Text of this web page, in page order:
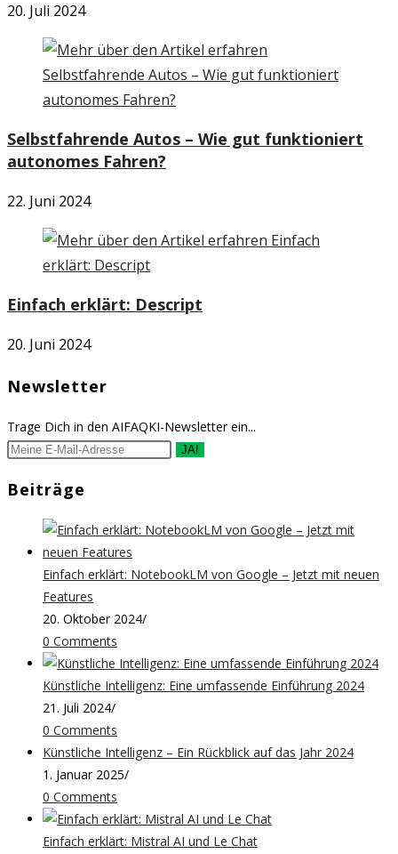
20. Juli 2024
Selbstfahrende Autos – Wie gut funktioniert
autonomes Fahren?
22. Juni 2024
Einfach erklärt: Descript
20. Juni 2024
Newsletter
Trage Dich in den AIFAQKI-Newsletter ein...
JA!
Beiträge
Einfach erklärt: NotebookLM von Google – Jetzt mit neuen
Features
20. Oktober 2024/
0 Comments
Künstliche Intelligenz: Eine umfassende Einführung 2024
21. Juli 2024/
0 Comments
Künstliche Intelligenz – Ein Rückblick auf das Jahr 2024
1. Januar 2025/
0 Comments
Einfach erklärt: Mistral AI und Le Chat